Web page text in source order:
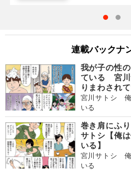
連載バックナ
我が子の性
ている 宮川
りまわされて
宮川サトシ 俺
いる
巻き肩にふ
サトシ【俺
いる】
宮川サトシ 俺
いる